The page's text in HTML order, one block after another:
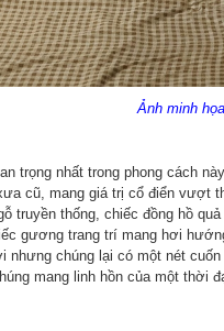
Ảnh minh họa
trọng nhất trong phong cách
cũ, mang giá trị cổ điển vượt
truyền thống, chiếc đồng hồ
gương trang trí mang hơi
nhưng chúng lại có một nét
mang linh hồn của một thời